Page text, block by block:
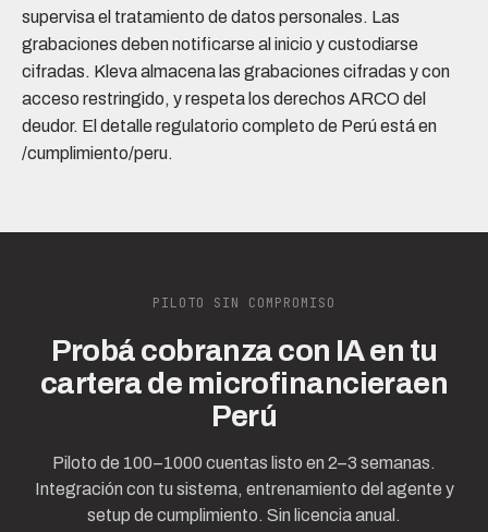
supervisa el tratamiento de datos personales. Las
grabaciones deben notificarse al inicio y custodiarse
cifradas. Kleva almacena las grabaciones cifradas y con
acceso restringido, y respeta los derechos ARCO del
deudor. El detalle regulatorio completo de Perú está en
/cumplimiento/peru.
PILOTO SIN COMPROMISO
Probá cobranza con IA en tu
cartera de microfinancieraen
Perú
Piloto de 100–1000 cuentas listo en 2–3 semanas.
Integración con tu sistema, entrenamiento del agente y
setup de cumplimiento. Sin licencia anual.